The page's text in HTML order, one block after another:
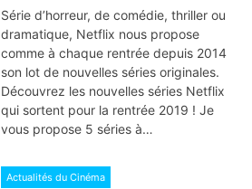
Série d’horreur, de comédie, thriller ou
dramatique, Netflix nous propose
comme à chaque rentrée depuis 2014
son lot de nouvelles séries originales.
Découvrez les nouvelles séries Netflix
qui sortent pour la rentrée 2019 ! Je
vous propose 5 séries à…
Actualités du Cinéma